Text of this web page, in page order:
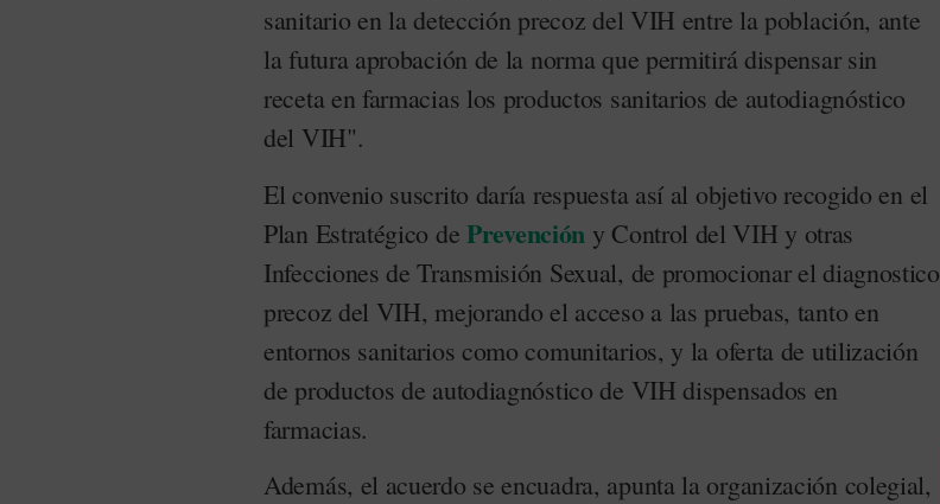
sanitario en la detección precoz del VIH entre la población, ante
la futura aprobación de la norma que permitirá dispensar sin
receta en farmacias los productos sanitarios de autodiagnóstico
del VIH".
El convenio suscrito daría respuesta así al objetivo recogido en el
Plan Estratégico de Prevención y Control del VIH y otras
Infecciones de Transmisión Sexual, de promocionar el diagnostico
precoz del VIH, mejorando el acceso a las pruebas, tanto en
entornos sanitarios como comunitarios, y la oferta de utilización
de productos de autodiagnóstico de VIH dispensados en
farmacias.
Además, el acuerdo se encuadra, apunta la organización colegial,